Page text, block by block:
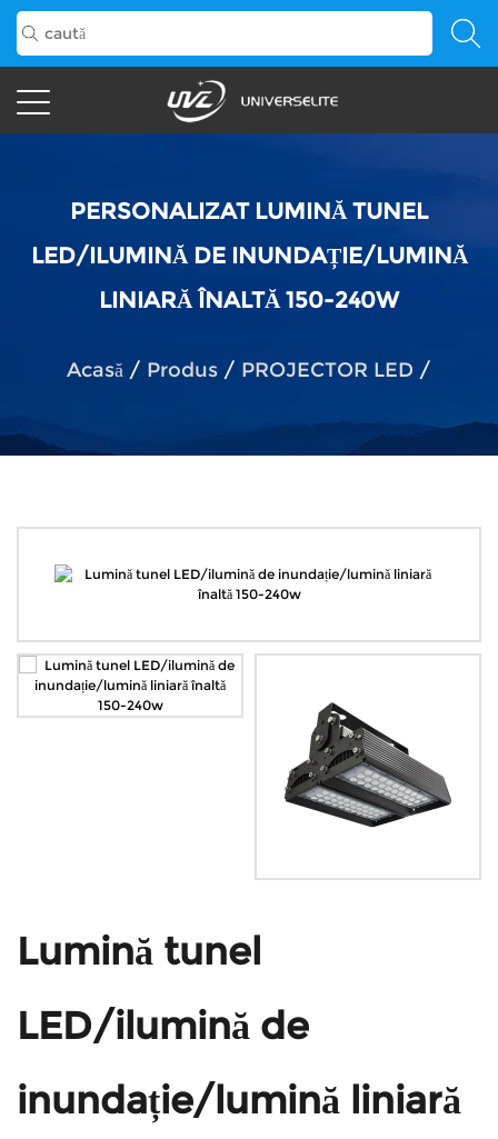
PERSONALIZAT LUMINĂ TUNEL
LED/ILUMINĂ DE INUNDAȚIE/LUMINĂ
LINIARĂ ÎNALTĂ 150-240W
Acasă / Produs / PROJECTOR LED /
Lumină tunel
LED/ilumină de
inundație/lumină liniară